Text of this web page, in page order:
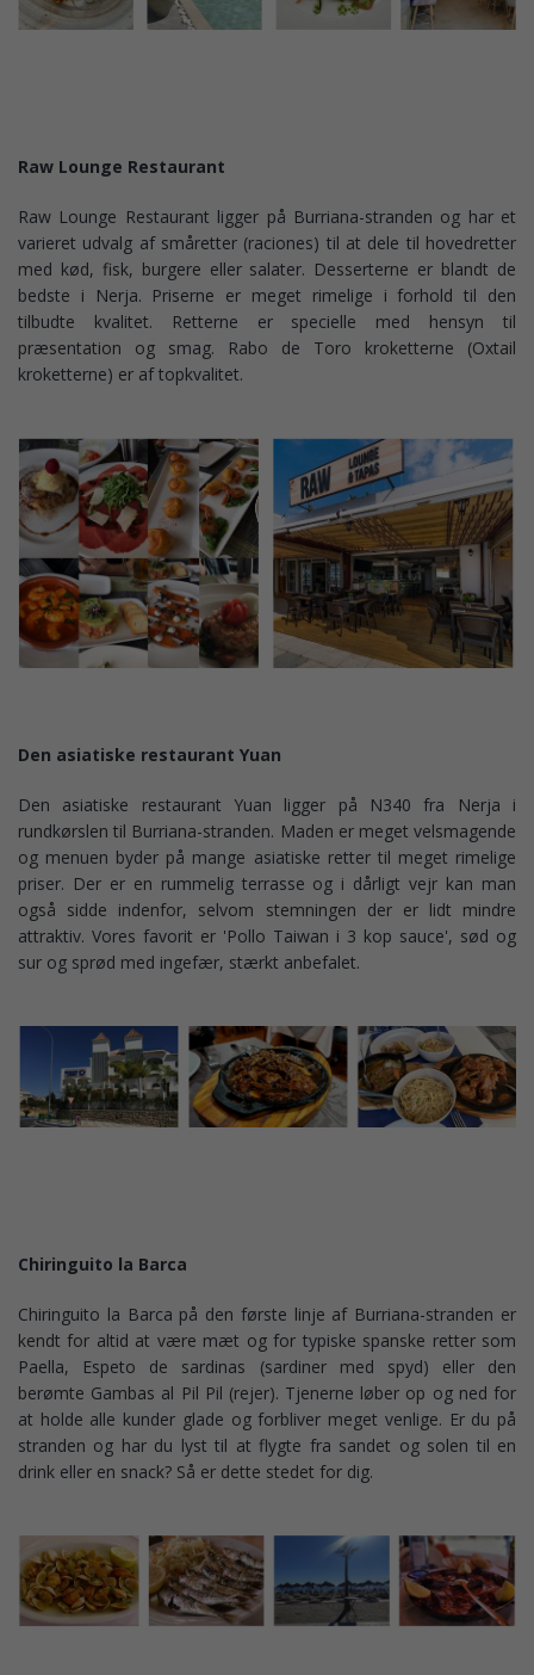
Raw Lounge Restaurant
Raw Lounge Restaurant ligger på Burriana-stranden og har et
varieret udvalg af småretter (raciones) til at dele til hovedretter
med kød, fisk, burgere eller salater. Desserterne er blandt de
bedste i Nerja. Priserne er meget rimelige i forhold til den
tilbudte kvalitet. Retterne er specielle med hensyn til
præsentation og smag. Rabo de Toro kroketterne (Oxtail
kroketterne) er af topkvalitet.
Den asiatiske restaurant Yuan
Den asiatiske restaurant Yuan ligger på N340 fra Nerja i
rundkørslen til Burriana-stranden. Maden er meget velsmagende
og menuen byder på mange asiatiske retter til meget rimelige
priser. Der er en rummelig terrasse og i dårligt vejr kan man
også sidde indenfor, selvom stemningen der er lidt mindre
attraktiv. Vores favorit er 'Pollo Taiwan i 3 kop sauce', sød og
sur og sprød med ingefær, stærkt anbefalet.
Chiringuito la Barca
Chiringuito la Barca på den første linje af Burriana-stranden er
kendt for altid at være mæt og for typiske spanske retter som
Paella, Espeto de sardinas (sardiner med spyd) eller den
berømte Gambas al Pil Pil (rejer). Tjenerne løber op og ned for
at holde alle kunder glade og forbliver meget venlige. Er du på
stranden og har du lyst til at flygte fra sandet og solen til en
drink eller en snack? Så er dette stedet for dig.